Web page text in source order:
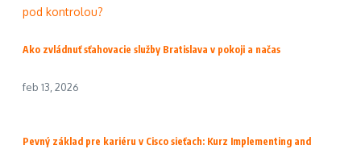
Ako zvládnuť sťahovacie služby Bratislava v pokoji a načas
feb 13, 2026
Pevný základ pre kariéru v Cisco sieťach: Kurz Implementing and